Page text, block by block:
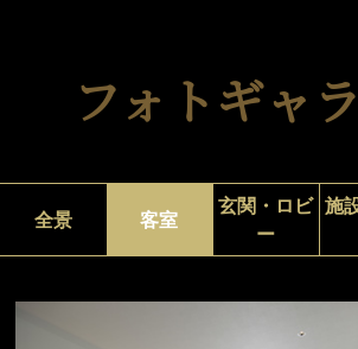
フォトギャ
全景 客室
玄関・ロビ
ー
施